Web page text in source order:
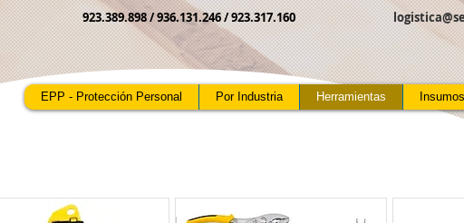
923.389.898 /936.131.246 / 923.317.160
EPP - Protección Personal Por Industria Herramientas Insumos
CEL: 998 686 986luisbarriga